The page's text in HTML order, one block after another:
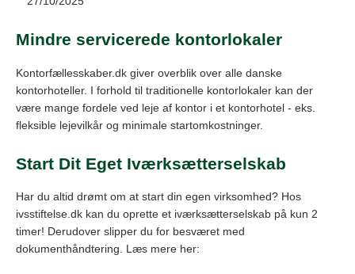
Mindre servicerede kontorlokaler
Kontorfællesskaber.dk giver overblik over alle danske
kontorhoteller. I forhold til traditionelle kontorlokaler kan der
være mange fordele ved leje af kontor i et kontorhotel - eks.
fleksible lejevilkår og minimale startomkostninger.
Start Dit Eget Iværksætterselskab
Har du altid drømt om at start din egen virksomhed? Hos
ivsstiftelse.dk kan du oprette et iværksætterselskab på kun 2
timer! Derudover slipper du for besværet med
dokumenthåndtering. Læs mere her: